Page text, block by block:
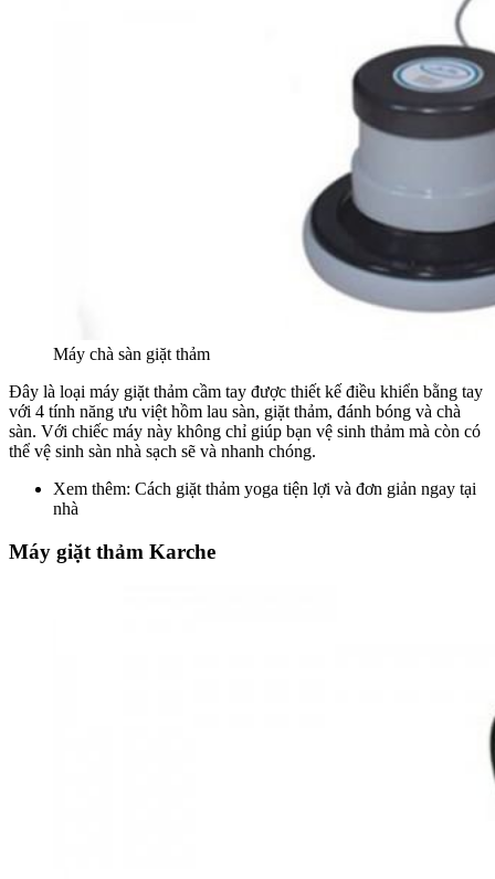
Máy chà sàn giặt thảm
Đây là loại máy giặt thảm cầm tay được thiết kế điều khiển bằng tay
với 4 tính năng ưu việt hồm lau sàn, giặt thảm, đánh bóng và chà
sàn. Với chiếc máy này không chỉ giúp bạn vệ sinh thảm mà còn có
thể vệ sinh sàn nhà sạch sẽ và nhanh chóng.
Xem thêm: Cách giặt thảm yoga tiện lợi và đơn giản ngay tại
nhà
Máy giặt thảm Karche